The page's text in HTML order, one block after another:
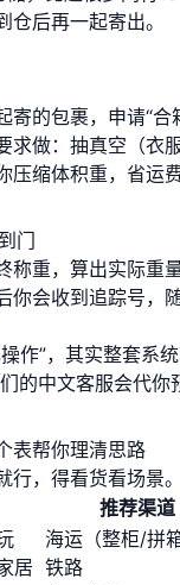
后再一起寄出。
寄的包裹，申请“
求做：抽真空（衣
缩体积重，省运费
门
称重，算出实际重
你会收到追踪号
作”，其实整套系
中文客服会代你
表帮你理清思路
行，得看货看场景
推荐渠道
居
海运（整柜/拼
铁路